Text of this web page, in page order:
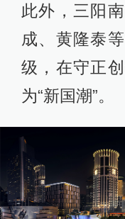
此外，三阳
成、黄隆泰
级，在守正
为“新国潮”。